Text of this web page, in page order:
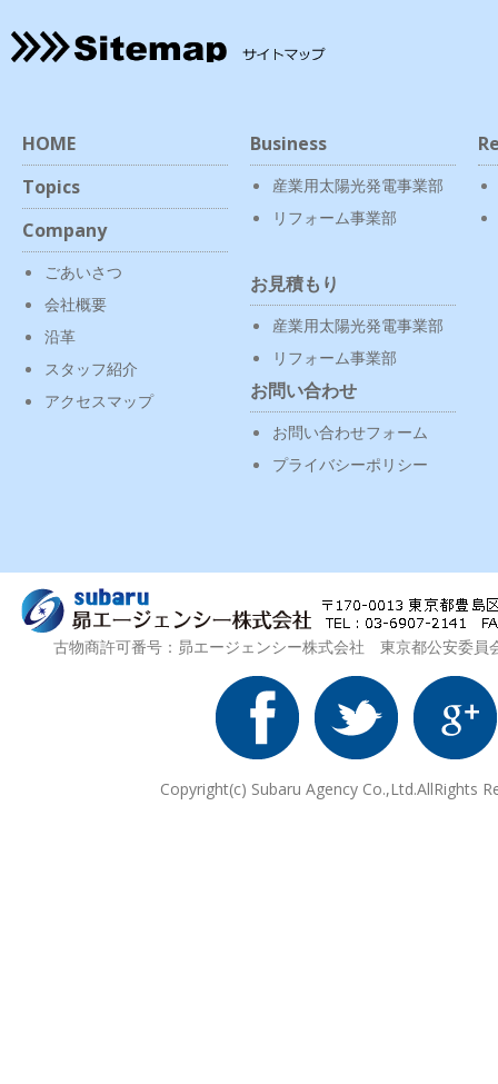
HOME
Topics
Company
ごあいさつ
会社概要
沿革
スタッフ紹介
アクセスマップ
Business
産業用太陽光発電事業部
リフォーム事業部
お見積もり
産業用太陽光発電事業部
リフォーム事業部
お問い合わせ
お問い合わせフォーム
プライバシーポリシー
古物商許可番号：昴エージェンシー株式会社 東京都公安委
Copyright(c) Subaru Agency Co.,Ltd.AllRights